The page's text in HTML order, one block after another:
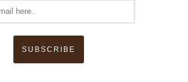
SUBSCRIBE